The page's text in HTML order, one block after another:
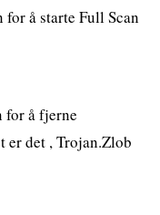
å starte Full Scan
for å fjerne
er det , Trojan.Zlob